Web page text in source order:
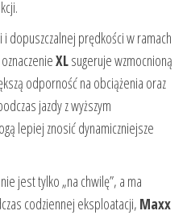
dopuszczalnej prędkości w ramach
XLsugeruje wzmocnioną
odporność na obciążenia oraz
jazdy z wyższym
lepiej znosić dynamiczniejsze
jest tylko „na chwilę”, a ma
codziennej eksploatacji, Maxx